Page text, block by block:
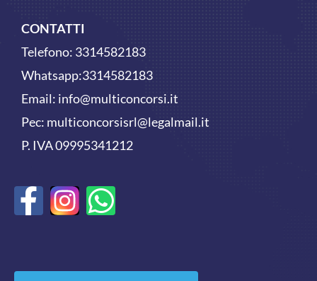
CONTATTI
Telefono: 3314582183
Whatsapp:3314582183
Email: info@multiconcorsi.it
Pec: multiconcorsisrl@legalmail.it
P. IVA 09995341212
F
W